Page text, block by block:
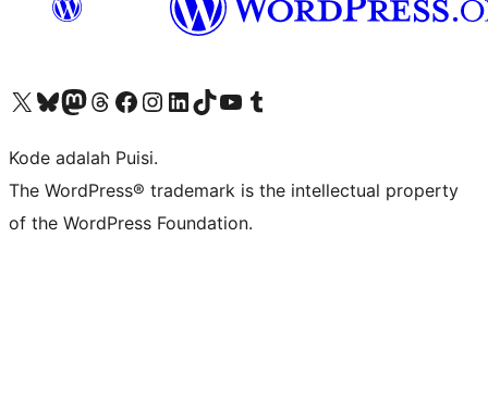
Kunjungi akun X (sebelumnya Twitter) kamiVisit our Bluesky account
Kunjungi akun Mastodon kami
Visit our Threads account
Kunjungi halaman Facebook kamiKunjungi akun Instagram kamiKunjungi akun LinkedIn kami
Visit our TikTok account
Kunjungi channel YouTube kamiVisit our Tumblr account
Kode adalah Puisi.
The WordPress® trademark is the intellectual property
of the WordPress Foundation.